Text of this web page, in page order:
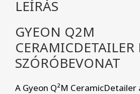
LEÍRÁS
GYEON Q2M
SZÓRÓBEVONAT
A Gyeon Q²M CeramicDetailer